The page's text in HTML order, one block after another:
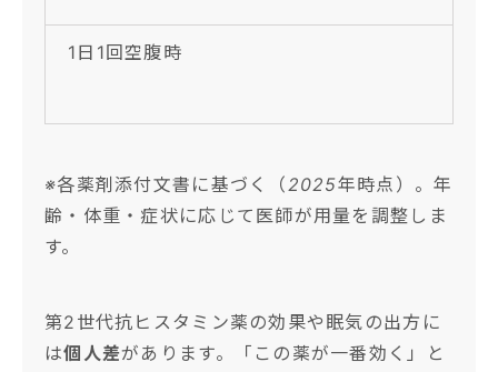
1日1回空腹時
※各薬剤添付文書に基づく（2025年時点）。年
齢・体重・症状に応じて医師が用量を調整しま
す。
第2世代抗ヒスタミン薬の効果や眠気の出方に
は個人差があります。「この薬が一番効く」と